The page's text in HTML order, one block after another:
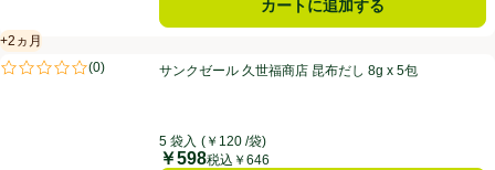
カートに追加する
サンクゼール 久世福商店 昆布だし 8g x 5包
+2ヵ月
賞味・消費期限保証：2ヵ月
(0)
評価は0件のレビューで5点中0.0点。サンクゼール 久世福商店 昆布だし 8g x 5包
5 袋入 (￥120 /袋)
価格
￥598税込￥646